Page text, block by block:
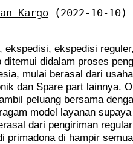
Kargo (2022-10-10)
ekspedisi, ekspedisi
ditemui didalam proses
mulai berasal dari
dan Spare part lainnya.
peluang bersama
model layanan
dari pengiriman
primadona di hampir